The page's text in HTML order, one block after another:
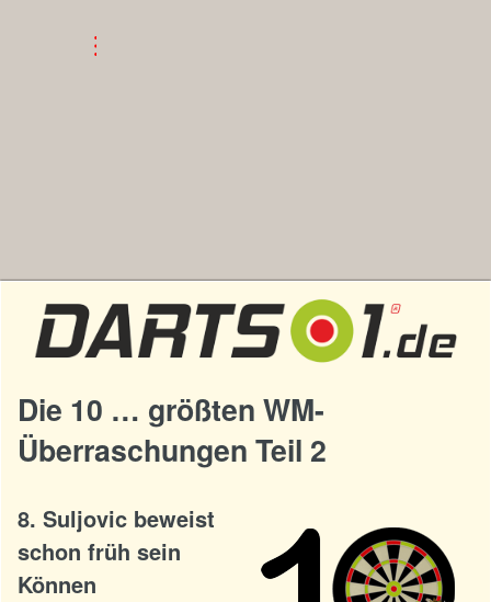
Die 10 … größten WM-
Überraschungen Teil 2
8. Suljovic beweist
schon früh sein
Können